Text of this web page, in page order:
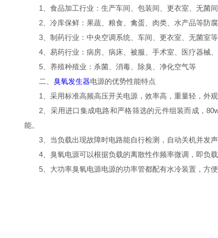
1、食品加工行业：生产车间、包装间、更衣室、无菌
2、冷库保鲜：果蔬、粮食、禽蛋、肉类、水产品等防
3、制药行业：中央空调系统、车间、更衣室、无菌室
4、易药行业：病房、病床、被服、手术室、医疗器械
5、养殖种殖业：杀菌、消毒、除臭、净化空气等
二、 臭氧发生器电源的优势性能特点
1、采用标准高频高压开关电源，效率高，重量轻，外
2、采用进口集成电路和严格筛选的元件组装而成，
能。
3、当负载出现故障时电路能自行检测，自动关机并发
4、臭氧电源可以根据负载的离散性作频率微调，即负
5、大功率臭氧电源电源的功率管都配有水冷装置，方